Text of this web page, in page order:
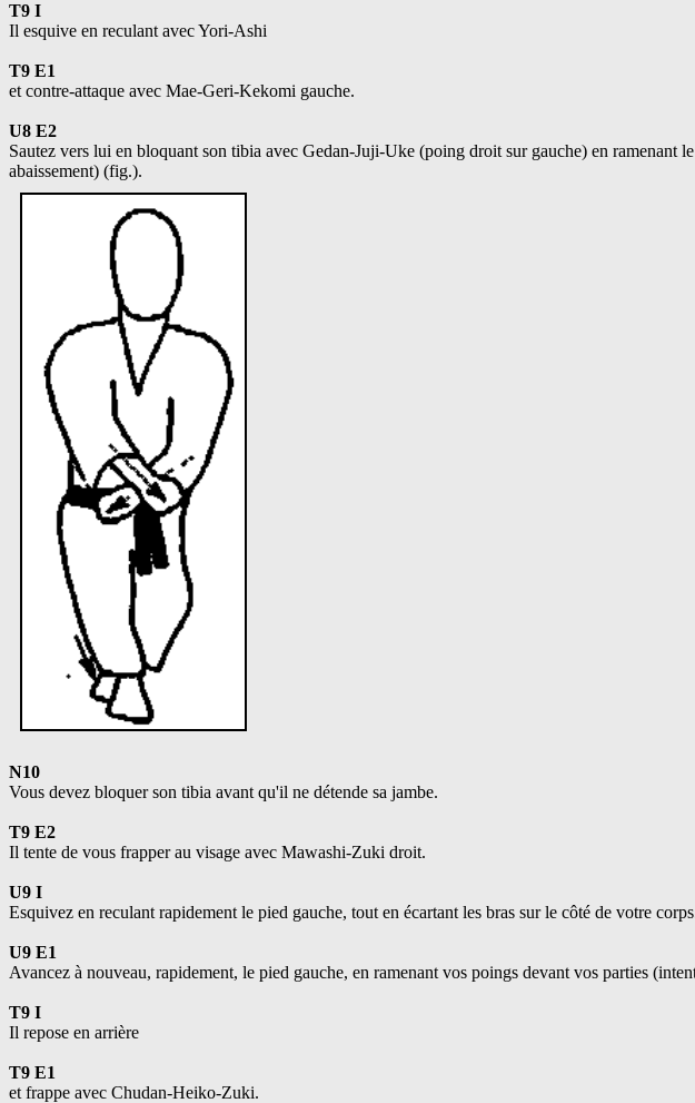
T9 I
Il esquive en reculant avec Yori-Ashi
T9 E1
et contre-attaque avec Mae-Geri-Kekomi gauche.
U8 E2
Sautez vers lui en bloquant son tibia avec Gedan-Juji-Uke (poing droit sur gauche) en ramenant
abaissement) (fig.).
N10
Vous devez bloquer son tibia avant qu'il ne détende sa jambe.
T9 E2
Il tente de vous frapper au visage avec Mawashi-Zuki droit.
U9 I
Esquivez en reculant rapidement le pied gauche, tout en écartant les bras sur le côté de votre
U9 E1
Avancez à nouveau, rapidement, le pied gauche, en ramenant vos poings devant vos parties
T9 I
Il repose en arrière
T9 E1
et frappe avec Chudan-Heiko-Zuki.